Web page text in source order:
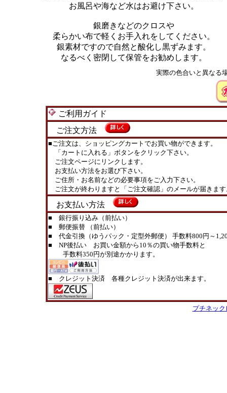
お風呂や海など水はお避け下さい。
銀磨きなどのクロスや
柔らかい布で軽くお手入れをしてください。
銀素材ですので自然と酸化し黒ずみます。
なるべく密閉して保管をお勧めします。
実際の色合いと異なる
ご利用ガイド
ご注文方法
■ご注文は、ショッピングカートでお買い物ができます。
「カートに入れる」ボタンをクリック下さい。
ご注文ページにリンクします。
お支払い方法をお選び下さい。
ご住所・お名前などの必要事項をご入力下さい。
ご注文が終わりますと「ご注文確認」のメールが届きま
お支払い方法
■ 銀行振り込み（前払い）
■ 郵便振替 （前払い）
■ 代金引換（ゆうパック・定型外郵便） 手数料800円～
■ NP後払い お買い金額から10％の買い物手数料と
手数料350円が別途かかります。
■ クレジット決済 各種クレジット決済が出来ます。
プチネッ